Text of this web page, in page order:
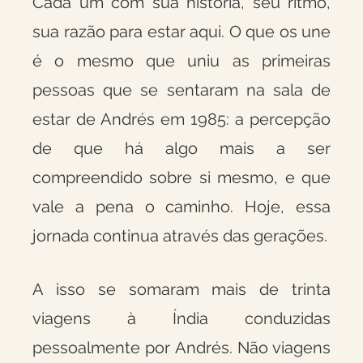
sua razão para estar aqui. O que os une
é o mesmo que uniu as primeiras
pessoas que se sentaram na sala de
estar de Andrés em 1985: a percepção
de que há algo mais a ser
compreendido sobre si mesmo, e que
vale a pena o caminho. Hoje, essa
jornada continua através das gerações.
A isso se somaram mais de trinta
viagens à Índia conduzidas
pessoalmente por Andrés. Não viagens